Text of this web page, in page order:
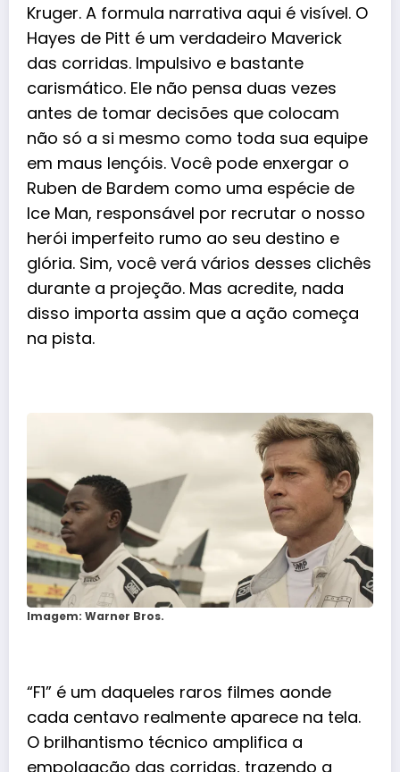
Kruger. A formula narrativa aqui é visível. O
Hayes de Pitt é um verdadeiro Maverick
das corridas. Impulsivo e bastante
carismático. Ele não pensa duas vezes
antes de tomar decisões que colocam
não só a si mesmo como toda sua equipe
em maus lençóis. Você pode enxergar o
Ruben de Bardem como uma espécie de
Ice Man, responsável por recrutar o nosso
herói imperfeito rumo ao seu destino e
glória. Sim, você verá vários desses clichês
durante a projeção. Mas acredite, nada
disso importa assim que a ação começa
na pista.
Imagem: Warner Bros.
“F1” é um daqueles raros filmes aonde
cada centavo realmente aparece na tela.
O brilhantismo técnico amplifica a
empolgação das corridas, trazendo a